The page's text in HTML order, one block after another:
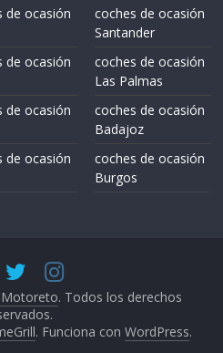
de ocasión
de ocasión
de ocasión
de ocasión
coches de ocasión
Santander
coches de ocasión
Las Palmas
coches de ocasión
Badajoz
coches de ocasión
Burgos
. Todos los derechos
. Funciona conWordPress.